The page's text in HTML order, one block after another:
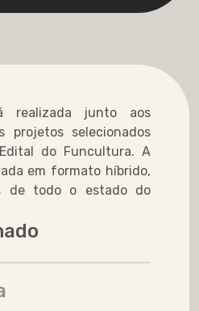
realizada junto aos
projetos selecionados
do Funcultura. A
em formato híbrido,
de todo o estado do